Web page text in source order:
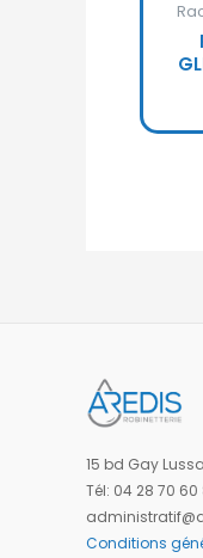
15 bd Gay
Tél: 04 28 70 60
Conditions